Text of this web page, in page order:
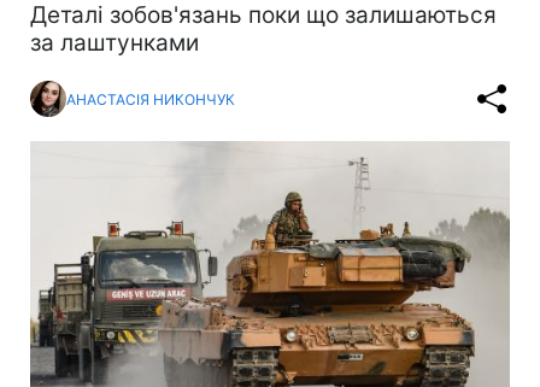
Деталі зобов'язань поки що залишаються
за лаштунками
АНАСТАСІЯ НИКОНЧУК